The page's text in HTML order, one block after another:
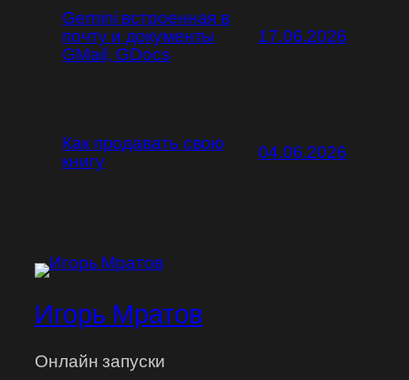
Gemini встроенная в
почту и документы
GMail, GDocs
17.06.2026
Как продавать свою
книгу
04.06.2026
Игорь Мратов
Онлайн запуски